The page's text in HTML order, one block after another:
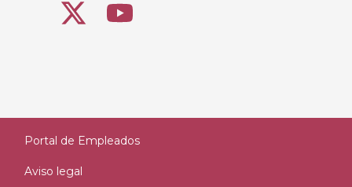
Portal de Empleados
Aviso legal